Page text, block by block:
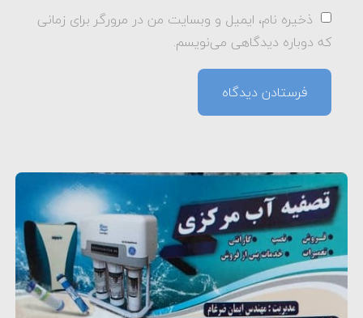
ذخیره نام، ایمیل و وبسایت من در مرورگر برای زمانی
که دوباره دیدگاهی می‌نویسم.